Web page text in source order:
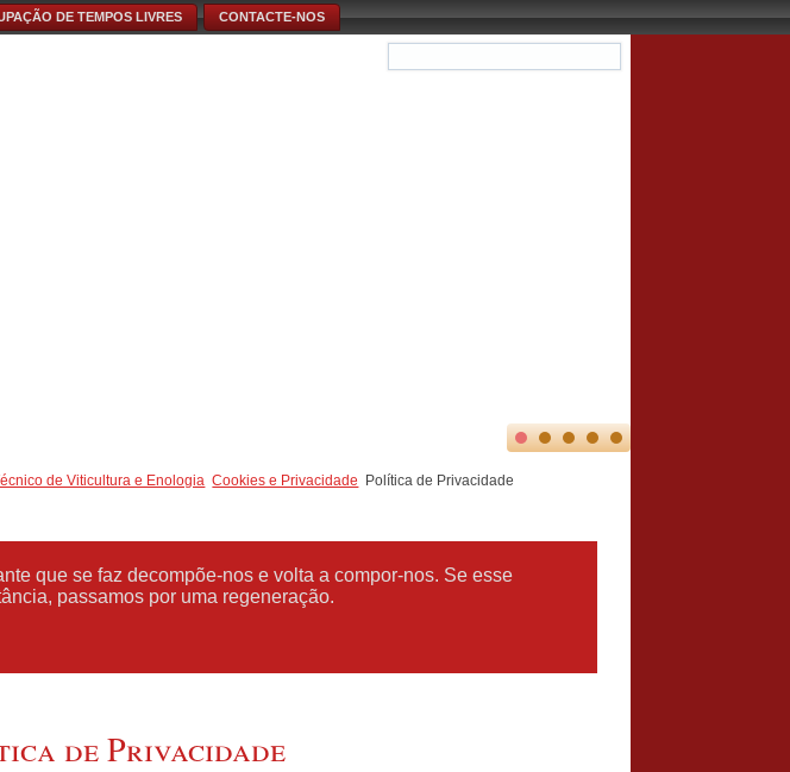
DE TEMPOS LIVRES CONTACTE-NOS
de Viticultura e Enologia Cookies e Privacidade Política de Privacidade
que se faz decompõe-nos e volta a compor-nos. Se esse
passamos por uma regeneração.
de Privacidade